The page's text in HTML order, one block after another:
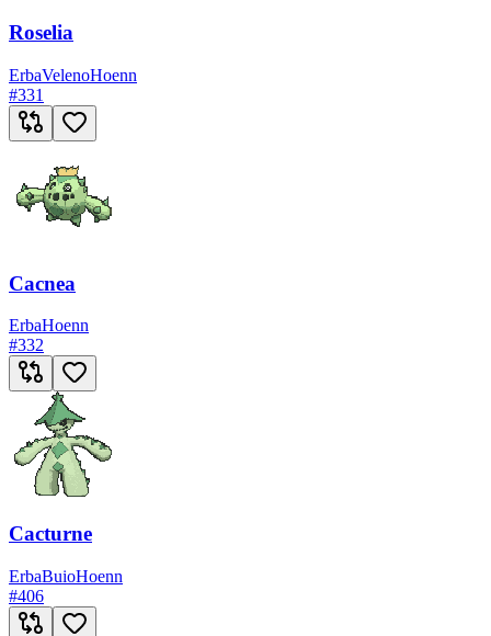
Roselia
ErbaVelenoHoenn
#331
Cacnea
ErbaHoenn
#332
Cacturne
ErbaBuioHoenn
#406